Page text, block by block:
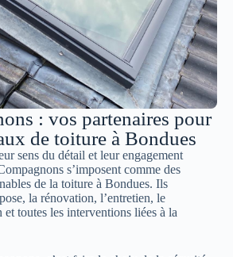
: vos partenaires pour
de toiture à Bondues
sens du détail et leur engagement
s’imposent comme des
de la toiture à Bondues. Ils
la rénovation, l’entretien, le
et toutes les interventions liées à la